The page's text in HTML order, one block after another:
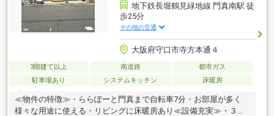
地下鉄長堀鶴見緑地線 門真南駅 徒
歩25分
その他の交通
大阪府守口市寺方本通４
3階建て以上 南道路
都市ガス
駐車場あり
システムキッチン 床暖房
≪物件の特徴≫・ららぽーと門真まで自転車7分・お部屋が多く
様々な用途に使える・リビングに床暖房あり≪設備充実≫・３口